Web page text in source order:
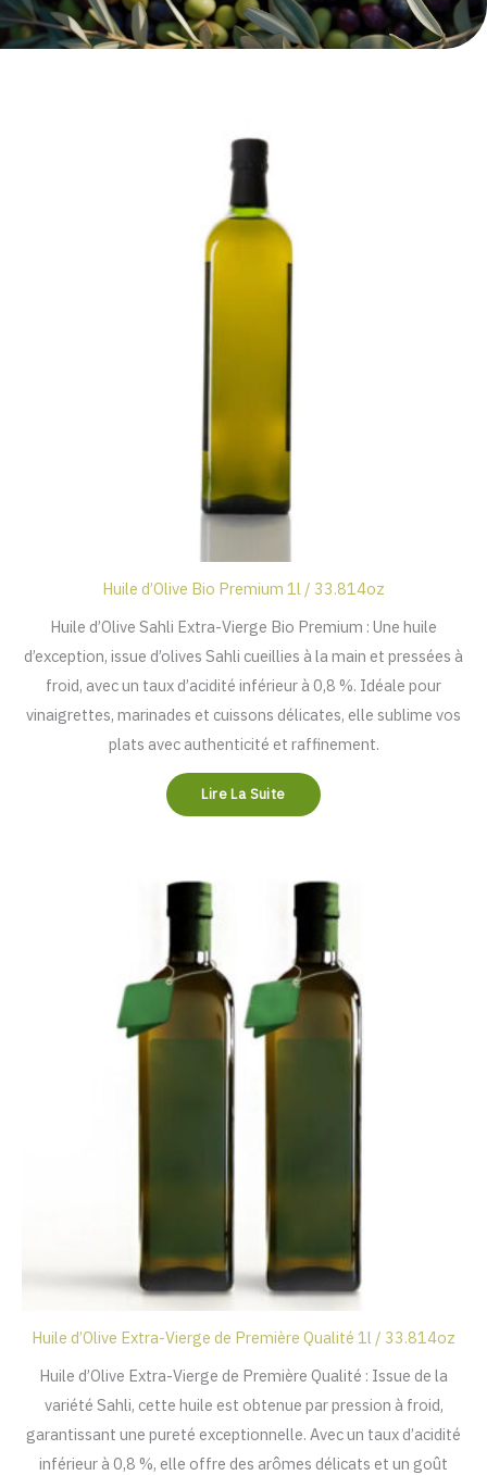
Huile d’Olive Bio Premium 1l / 33.814oz
Huile d’Olive Sahli Extra-Vierge Bio Premium : Une huile
d’exception, issue d’olives Sahli cueillies à la main et pressées à
froid, avec un taux d’acidité inférieur à 0,8 %. Idéale pour
vinaigrettes, marinades et cuissons délicates, elle sublime vos
plats avec authenticité et raffinement.
Lire La Suite
Huile d’Olive Extra-Vierge de Première Qualité 1l / 33.814oz
Huile d’Olive Extra-Vierge de Première Qualité : Issue de la
variété Sahli, cette huile est obtenue par pression à froid,
garantissant une pureté exceptionnelle. Avec un taux d’acidité
inférieur à 0,8 %, elle offre des arômes délicats et un goût